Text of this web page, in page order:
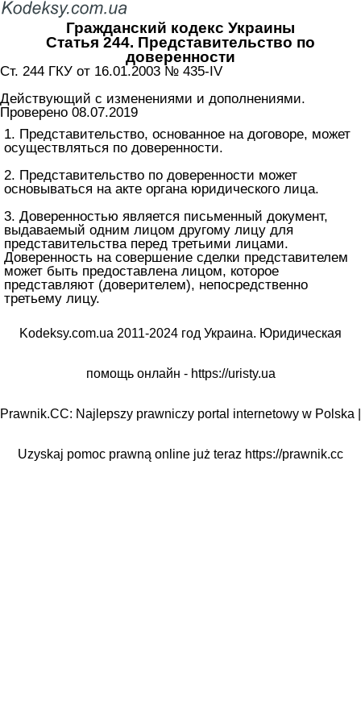
Гражданский кодекс Украины
Статья 244. Представительство по
доверенности
Ст. 244 ГКУ от 16.01.2003 № 435-IV
Действующий с изменениями и дополнениями.
Проверено 08.07.2019
1. Представительство, основанное на договоре, может
осуществляться по доверенности.
2. Представительство по доверенности может
основываться на акте органа юридического лица.
3. Доверенностью является письменный документ,
выдаваемый одним лицом другому лицу для
представительства перед третьими лицами.
Доверенность на совершение сделки представителем
может быть предоставлена ​​лицом, которое
представляют (доверителем), непосредственно
третьему лицу.
Kodeksy.com.ua 2011-2024 год Украина. Юридическая
помощь онлайн - https://uristy.ua
Prawnik.CC: Najlepszy prawniczy portal internetowy w Polska |
Uzyskaj pomoc prawną online już teraz https://prawnik.cc